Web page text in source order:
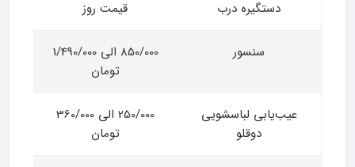
دستگیره درب قیمت روز
سنسور
850/000 الی 1/490/000
تومان
عیب‌یابی لباسشویی
دوقلو
250/000 الی 360/000
تومان